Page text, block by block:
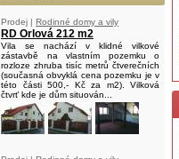
Prodej | Rodinné domy a vily
RD Orlová 212 m2
Vila se nachází v klidné vilkové
zástavbě na vlastním pozemku o
rozloze zhruba tisíc metrů čtverečních
(současná obvyklá cena pozemku je v
této části 500,- Kč za m2). Vilková
čtvrť kde je dům situován...